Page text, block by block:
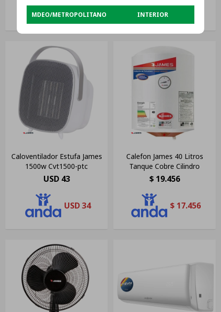
USD46 USD74
Caloventilador Estufa James
1500w Cvt1500-ptc
USD 43
USD34
Calefon James 40 Litros
Tanque Cobre Cilindro
$ 19.456
$ 17.456
MDEO/METROPOLITANO INTERIOR